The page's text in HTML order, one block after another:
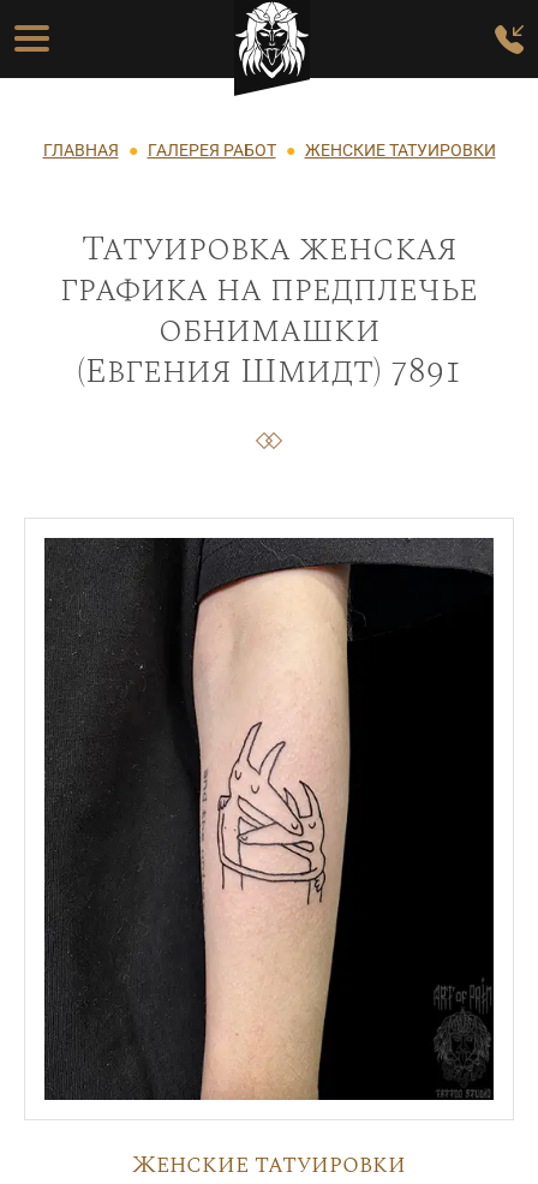
Перейти к основному содержанию
Основная навигация
Строка навигации
ГЛАВНАЯ ГАЛЕРЕЯ РАБОТ ЖЕНСКИЕ ТАТУИРОВКИ
Татуировка женская
графика на предплечье
обнимашки
(Евгения Шмидт) 7891
Женские татуировки